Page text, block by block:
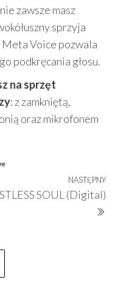
zawsze masz
sprzyja
Voice pozwala
podkręcania głosu.
na sprzęt
: z zamkniętą,
oraz mikrofonem
NASTĘPNY
SOUL (Digital)